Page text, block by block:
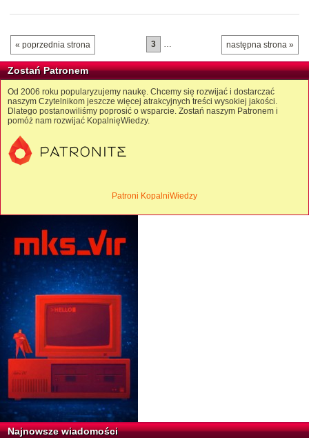
« poprzednia strona następna strona »
3 …
Zostań Patronem
Od 2006 roku popularyzujemy naukę. Chcemy się rozwijać i dostarczać
naszym Czytelnikom jeszcze więcej atrakcyjnych treści wysokiej jakości.
Dlatego postanowiliśmy poprosić o wsparcie. Zostań naszym Patronem i
pomóż nam rozwijać KopalnięWiedzy.
Patroni KopalniWiedzy
Najnowsze wiadomości